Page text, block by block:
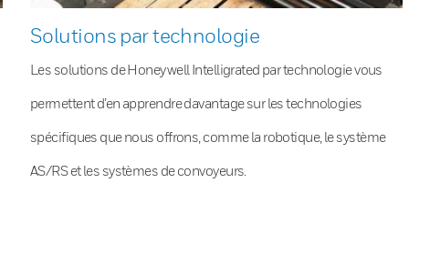
Solutions par technologie
Les solutions de Honeywell Intelligrated par technologie vous
permettent d’en apprendre davantage sur les technologies
spécifiques que nous offrons, comme la robotique, le système
AS/RS et les systèmes de convoyeurs.